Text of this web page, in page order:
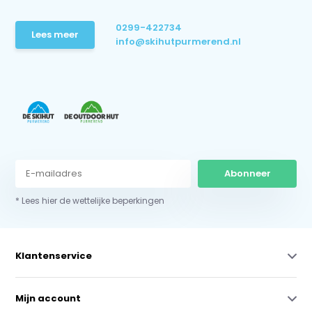
Lees meer
0299-422734
info@skihutpurmerend.nl
Abonneer
* Lees hier de wettelijke beperkingen
Klantenservice
Mijn account